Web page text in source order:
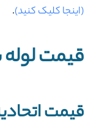
(اینجا کلیک کنید).
قیمت
قیمت